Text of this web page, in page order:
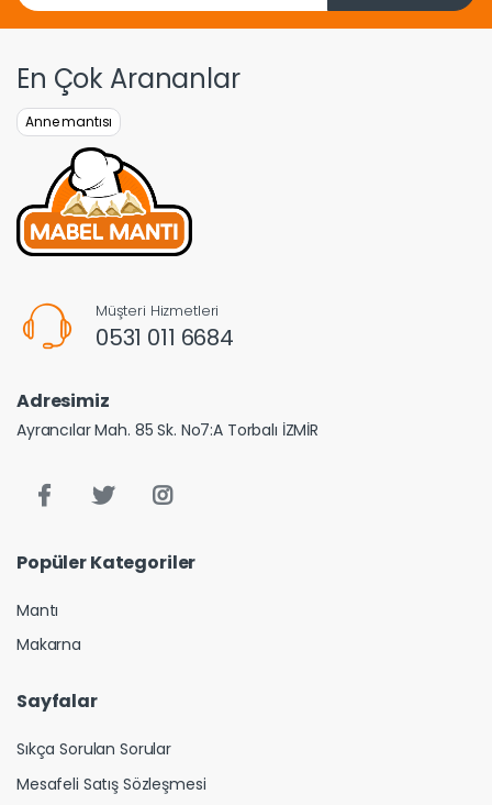
En Çok Arananlar
Anne mantısı
Müşteri Hizmetleri
0531 011 6684
Adresimiz
Ayrancılar Mah. 85 Sk. No7:A Torbalı İZMİR
Popüler Kategoriler
Mantı
Makarna
Sayfalar
Sıkça Sorulan Sorular
Mesafeli Satış Sözleşmesi